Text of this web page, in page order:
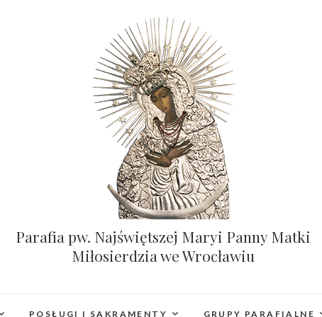
Parafia pw. Najświętszej Maryi Panny Matki
Miłosierdzia we Wrocławiu
POSŁUGI I SAKRAMENTY GRUPY PARAFIALNE